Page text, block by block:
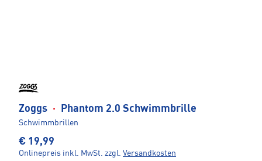
Zoggs · Phantom 2.0 Schwimmbrille
Schwimmbrillen
€ 19,99
Onlinepreis inkl. MwSt. zzgl. Versandkosten